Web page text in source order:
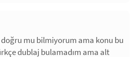
doğru mu bilmiyorum ama konu bu
dublaj bulamadım ama alt